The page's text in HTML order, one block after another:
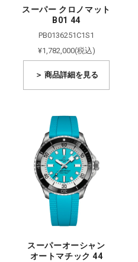
スーパー クロノマット
B01 44
PB0136251C1S1
¥1,782,000(税込)
＞ 商品詳細を見る
スーパーオーシャン
オートマチック 44